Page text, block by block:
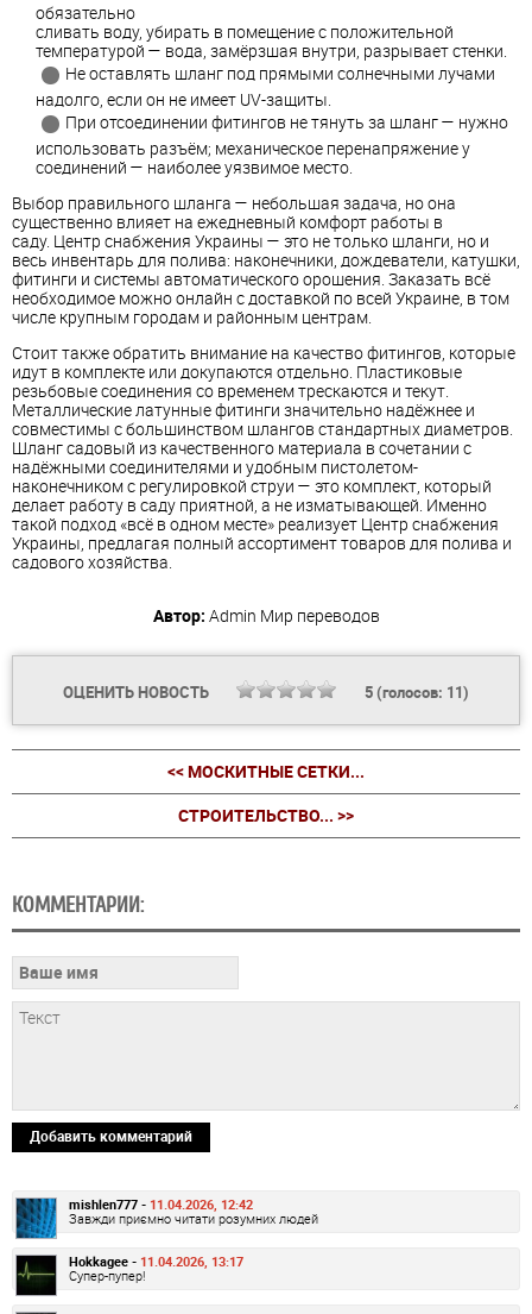
обязательно
сливать воду, убирать в помещение с положительной
температурой — вода, замёрзшая внутри, разрывает стенки.
Не оставлять шланг под прямыми солнечными лучами
надолго, если он не имеет UV-защиты.
При отсоединении фитингов не тянуть за шланг — нужно
использовать разъём; механическое перенапряжение у
соединений — наиболее уязвимое место.
Выбор правильного шланга — небольшая задача, но она
существенно влияет на ежедневный комфорт работы в
саду. Центр снабжения Украины — это не только шланги, но и
весь инвентарь для полива: наконечники, дождеватели, катушки,
фитинги и системы автоматического орошения. Заказать всё
необходимое можно онлайн с доставкой по всей Украине, в том
числе крупным городам и районным центрам.
Стоит также обратить внимание на качество фитингов, которые
идут в комплекте или докупаются отдельно. Пластиковые
резьбовые соединения со временем трескаются и текут.
Металлические латунные фитинги значительно надёжнее и
совместимы с большинством шлангов стандартных диаметров.
Шланг садовый из качественного материала в сочетании с
надёжными соединителями и удобным пистолетом-
наконечником с регулировкой струи — это комплект, который
делает работу в саду приятной, а не изматывающей. Именно
такой подход «всё в одном месте» реализует Центр снабжения
Украины, предлагая полный ассортимент товаров для полива и
садового хозяйства.
Автор: Admin Мир переводов
ОЦЕНИТЬ НОВОСТЬ 5(голосов: 11)
<< МОСКИТНЫЕ СЕТКИ...
СТРОИТЕЛЬСТВО... >>
КОММЕНТАРИИ:
Добавить комментарий
mishlen777 - 11.04.2026, 12:42
Завжди приємно читати розумних людей
Hokkagee - 11.04.2026, 13:17
Супер-пупер!